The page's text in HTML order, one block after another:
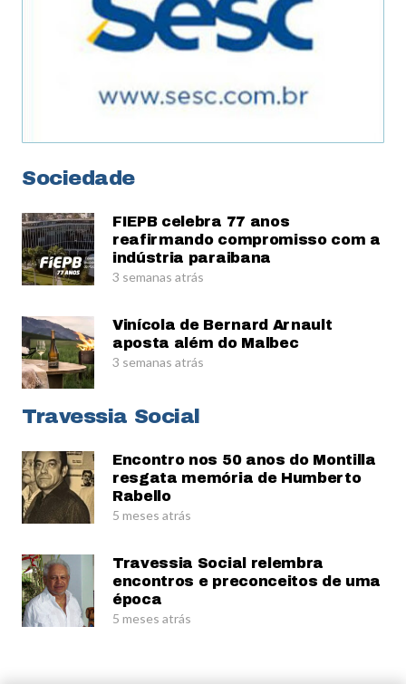
Sociedade
FIEPB celebra 77 anos
reafirmando compromisso com a
indústria paraibana
3 semanas atrás
Vinícola de Bernard Arnault
aposta além do Malbec
3 semanas atrás
Travessia Social
Encontro nos 50 anos do Montilla
resgata memória de Humberto
Rabello
5 meses atrás
Travessia Social relembra
encontros e preconceitos de uma
época
5 meses atrás